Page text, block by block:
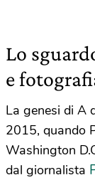
Lo
e
La genesi di A
2015, quando
Washington
dal giornalista